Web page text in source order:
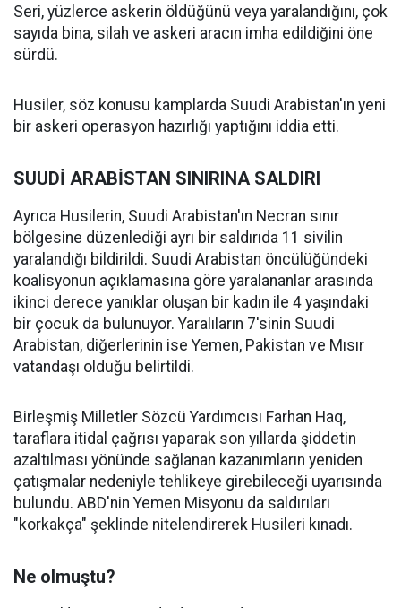
Seri, yüzlerce askerin öldüğünü veya yaralandığını, çok
sayıda bina, silah ve askeri aracın imha edildiğini öne
sürdü.
Husiler, söz konusu kamplarda Suudi Arabistan'ın yeni
bir askeri operasyon hazırlığı yaptığını iddia etti.
SUUDİ ARABİSTAN SINIRINA SALDIRI
Ayrıca Husilerin, Suudi Arabistan'ın Necran sınır
bölgesine düzenlediği ayrı bir saldırıda 11 sivilin
yaralandığı bildirildi. Suudi Arabistan öncülüğündeki
koalisyonun açıklamasına göre yaralananlar arasında
ikinci derece yanıklar oluşan bir kadın ile 4 yaşındaki
bir çocuk da bulunuyor. Yaralıların 7'sinin Suudi
Arabistan, diğerlerinin ise Yemen, Pakistan ve Mısır
vatandaşı olduğu belirtildi.
Birleşmiş Milletler Sözcü Yardımcısı Farhan Haq,
taraflara itidal çağrısı yaparak son yıllarda şiddetin
azaltılması yönünde sağlanan kazanımların yeniden
çatışmalar nedeniyle tehlikeye girebileceği uyarısında
bulundu. ABD'nin Yemen Misyonu da saldırıları
"korkakça" şeklinde nitelendirerek Husileri kınadı.
Ne olmuştu?